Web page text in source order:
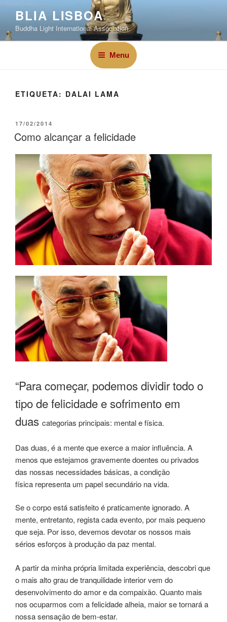
BLIA LISBOA
Buddha Light International Association
Menu
ETIQUETA: DALAI LAMA
17/02/2014
Como alcançar a felicidade
“Para começar, podemos dividir todo o
tipo de felicidade e sofrimento em
duas categorias principais: mental e física.
Das duas, é a mente que exerce a maior influência. A
menos que estejamos gravemente doentes ou privados
das nossas necessidades básicas, a condição
física representa um papel secundário na vida.
Se o corpo está satisfeito é praticamente ignorado. A
mente, entretanto, regista cada evento, por mais pequeno
que seja. Por isso, devemos devotar os nossos mais
sérios esforços à produção da paz mental.
A partir da minha própria limitada experiência, descobri que
o mais alto grau de tranquilidade interior vem do
desenvolvimento do amor e da compaixão. Quanto mais
nos ocuparmos com a felicidade alheia, maior se tornará a
nossa sensação de bem-estar.